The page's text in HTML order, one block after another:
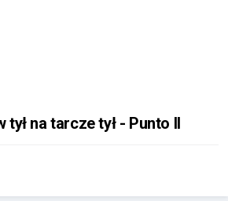
tył na tarcze tył - Punto II